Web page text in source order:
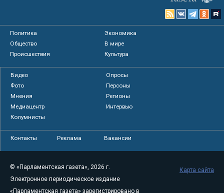
Политика
Экономика
Общество
В мире
Происшествия
Культура
Видео
Опросы
Фото
Персоны
Мнения
Регионы
Медиацентр
Интервью
Колумнисты
Контакты Реклама Вакансии
© «Парламентская газета», 2026 г.
Электронное периодическое издание
«Парламентская газета» зарегистрировано в
Карта сайта